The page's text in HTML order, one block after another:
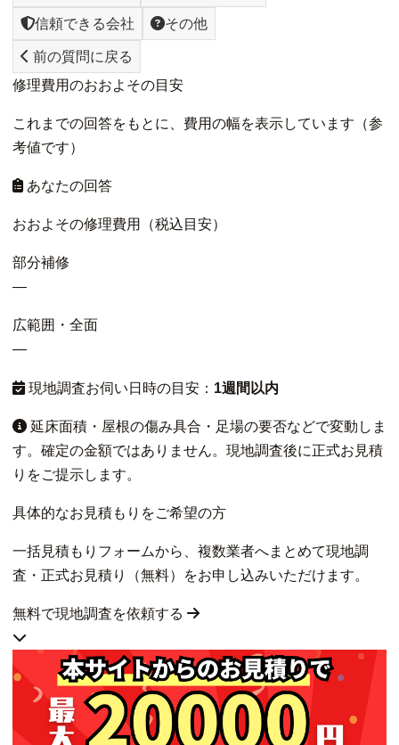
信頼できる会社 その他
前の質問に戻る
修理費用のおおよその目安
これまでの回答をもとに、費用の幅を表示しています（参
考値です）
あなたの回答
おおよその修理費用（税込目安）
部分補修
—
広範囲・全面
—
現地調査お伺い日時の目安： 1週間以内
延床面積・屋根の傷み具合・足場の要否などで変動しま
す。確定の金額ではありません。現地調査後に正式お見積
りをご提示します。
具体的なお見積もりをご希望の方
一括見積もりフォームから、複数業者へまとめて現地調
査・正式お見積り（無料）をお申し込みいただけます。
無料で現地調査を依頼する